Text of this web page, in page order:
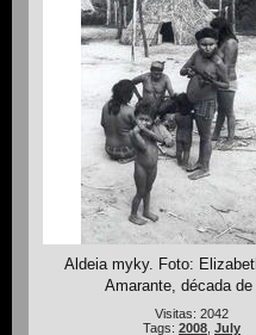
Aldeia myky. Foto:
Amarante, década de
Visitas: 2042
Tags: 2008 July